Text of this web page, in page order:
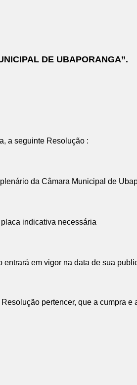
DE UBAPORANGA”.
a seguinte Resolução :
da Câmara Municipal de
indicativa necessária
em vigor na data de sua
pertencer, que a cumpra